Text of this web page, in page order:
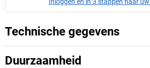
Technische gegevens
Duurzaamheid